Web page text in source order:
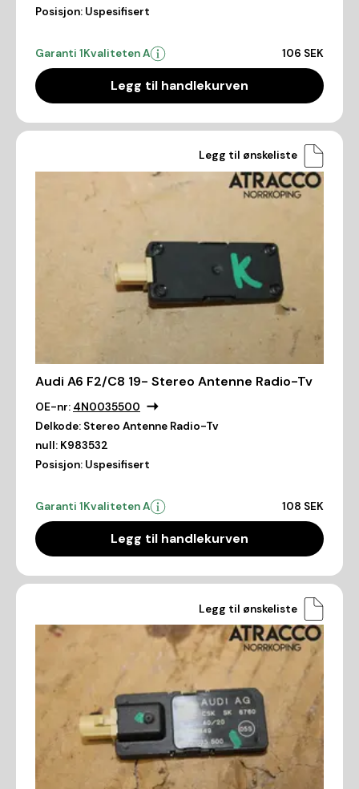
Posisjon: Uspesifisert
Garanti 1Kvaliteten A 106 SEK
Legg til handlekurven
Legg til ønskeliste
Audi A6 F2/C8 19- Stereo Antenne Radio-Tv
OE-nr: 4N0035500
Delkode: Stereo Antenne Radio-Tv
null: K983532
Posisjon: Uspesifisert
Garanti 1Kvaliteten A 108 SEK
Legg til handlekurven
Legg til ønskeliste